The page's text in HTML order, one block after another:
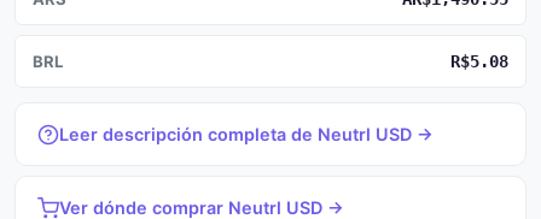
BRL R$5.08
Leer descripción completa de Neutrl USD →
Ver dónde comprar Neutrl USD →